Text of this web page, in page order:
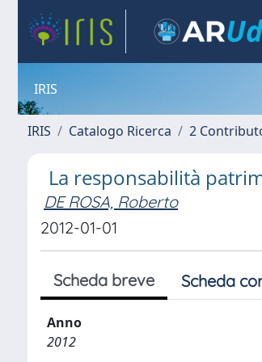
IRIS
IRIS Catalogo Ricerca 2
La responsabilità
DE ROSA, Roberto
2012-01-01
Scheda breve Scheda
Anno
2012